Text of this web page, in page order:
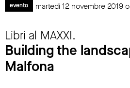
evento martedì 12 novembre 2019
Libri al MAXXI.
Building the
Malfona